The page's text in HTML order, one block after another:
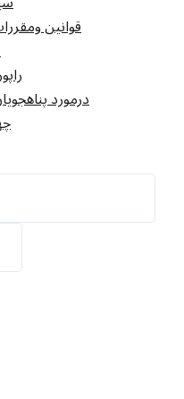
قوانين
درمورد